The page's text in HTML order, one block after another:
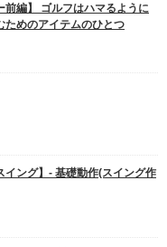
前編】 ゴルフはハマるように
ためのアイテムのひとつ
イング】‐ 基礎動作(スイング作